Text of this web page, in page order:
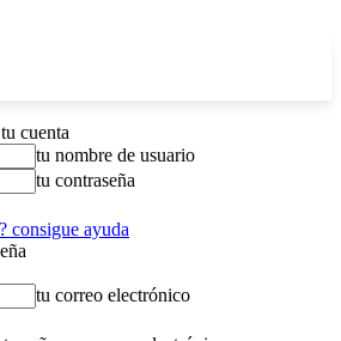
cuenta
tu nombre de usuario
tu contraseña
consigue ayuda
tu correo electrónico